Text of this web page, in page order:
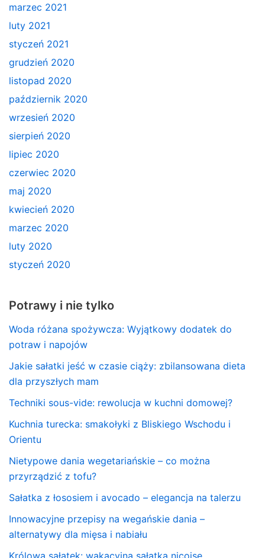
marzec 2021
luty 2021
styczeń 2021
grudzień 2020
listopad 2020
październik 2020
wrzesień 2020
sierpień 2020
lipiec 2020
czerwiec 2020
maj 2020
kwiecień 2020
marzec 2020
luty 2020
styczeń 2020
Potrawy i nie tylko
Woda różana spożywcza: Wyjątkowy dodatek do
potraw i napojów
Jakie sałatki jeść w czasie ciąży: zbilansowana dieta
dla przyszłych mam
Techniki sous-vide: rewolucja w kuchni domowej?
Kuchnia turecka: smakołyki z Bliskiego Wschodu i
Orientu
Nietypowe dania wegetariańskie – co można
przyrządzić z tofu?
Sałatka z łososiem i avocado – elegancja na talerzu
Innowacyjne przepisy na wegańskie dania –
alternatywy dla mięsa i nabiału
Królowa sałatek: wakacyjna sałatka niçoise